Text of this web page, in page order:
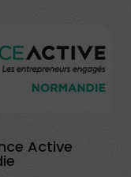
Active